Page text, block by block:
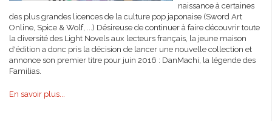
naissance à certaines
des plus grandes licences de la culture pop japonaise (Sword Art
Online, Spice & Wolf, ...) Désireuse de continuer à faire découvrir toute
la diversité des Light Novels aux lecteurs français, la jeune maison
d'édition a donc pris la décision de lancer une nouvelle collection et
annonce son premier titre pour juin 2016 : DanMachi, la légende des
Familias.
En savoir plus...